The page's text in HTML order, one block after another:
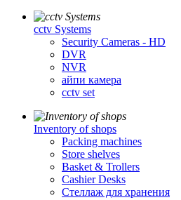
cctv Systems
Security Cameras - HD
DVR
NVR
айпи камера
cctv set
Inventory of shops
Packing machines
Store shelves
Basket & Trollers
Cashier Desks
Стеллаж для хранения